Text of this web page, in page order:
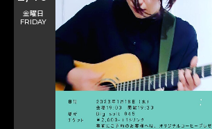
金曜日
FRIDAY